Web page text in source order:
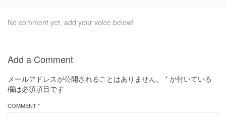
No comment yet, add your voice below!
Add a Comment
メールアドレスが公開されることはありません。 * が付いている
欄は必須項目です
COMMENT *